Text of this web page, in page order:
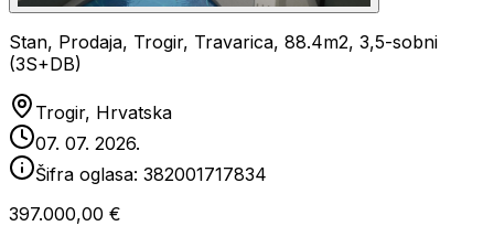
Stan, Prodaja, Trogir, Travarica, 88.4m2, 3,5-sobni
(3S+DB)
Trogir, Hrvatska
07. 07. 2026.
Šifra oglasa: 382001717834
397.000,00 €